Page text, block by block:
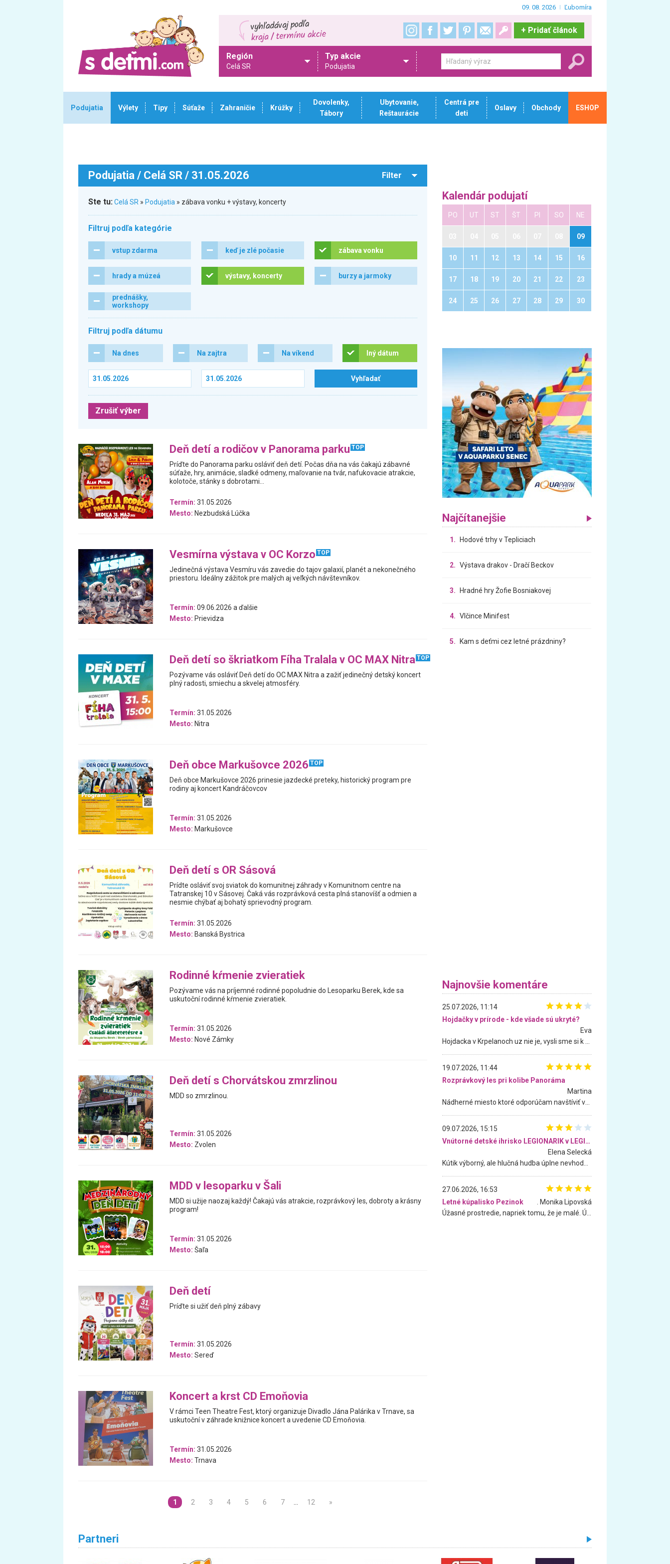
09. 08. 2026 Ľubomíra
+ Pridať článok
Región
Celá SR
Typ akcie
Podujatia
Podujatia Výlety Tipy Súťaže Zahraničie Krúžky
Dovolenky,
Tábory
Ubytovanie,
Reštaurácie
Centrá pre
deti
Oslavy Obchody ESHOP
Podujatia / Celá SR / 31.05.2026 Filter
Ste tu:Celá SR » Podujatia » zábava vonku + výstavy, koncerty
Filtruj podľa kategórie
vstup zdarma keď je zlé počasie zábava vonku
hrady a múzeá výstavy, koncerty burzy a jarmoky
prednášky,
workshopy
Filtruj podľa dátumu
Na dnes Na zajtra Na víkend Iný dátum
Zrušiť výber
Deň detí a rodičov v Panorama parku TOP
Príďte do Panorama parku osláviť deň detí. Počas dňa na vás čakajú zábavné
súťaže, hry, animácie, sladké odmeny, maľovanie na tvár, nafukovacie atrakcie,
kolotoče, stánky s dobrotami...
Termín: 31.05.2026
Mesto: Nezbudská Lúčka
Vesmírna výstava v OC Korzo TOP
Jedinečná výstava Vesmíru vás zavedie do tajov galaxií, planét a nekonečného
priestoru. Ideálny zážitok pre malých aj veľkých návštevníkov.
Termín: 09.06.2026 a ďalšie
Mesto: Prievidza
Deň detí so škriatkom Fíha Tralala v OC MAX Nitra TOP
Pozývame vás osláviť Deň detí do OC MAX Nitra a zažiť jedinečný detský koncert
plný radosti, smiechu a skvelej atmosféry.
Termín: 31.05.2026
Mesto: Nitra
Deň obce Markušovce 2026 TOP
Deň obce Markušovce 2026 prinesie jazdecké preteky, historický program pre
rodiny aj koncert Kandráčovcov
Termín: 31.05.2026
Mesto: Markušovce
Deň detí s OR Sásová
Prídte osláviť svoj sviatok do komunitnej záhrady v Komunitnom centre na
Tatranskej 10 v Sásovej. Čaká vás rozprávková cesta plná stanovíšť a odmien a
nesmie chýbať aj bohatý sprievodný program.
Termín: 31.05.2026
Mesto: Banská Bystrica
Rodinné kŕmenie zvieratiek
Pozývame vás na príjemné rodinné popoludnie do Lesoparku Berek, kde sa
uskutoční rodinné kŕmenie zvieratiek.
Termín: 31.05.2026
Mesto: Nové Zámky
Deň detí s Chorvátskou zmrzlinou
MDD so zmrzlinou.
Termín: 31.05.2026
Mesto: Zvolen
MDD v lesoparku v Šali
MDD si užije naozaj každý! Čakajú vás atrakcie, rozprávkový les, dobroty a krásny
program!
Termín: 31.05.2026
Mesto: Šaľa
Deň detí
Príďte si užiť deň plný zábavy
Termín: 31.05.2026
Mesto: Sereď
Koncert a krst CD Emoňovia
V rámci Teen Theatre Fest, ktorý organizuje Divadlo Jána Palárika v Trnave, sa
uskutoční v záhrade knižnice koncert a uvedenie CD Emoňovia.
Termín: 31.05.2026
Mesto: Trnava
1 2 3 4 5 6 7 12 »
Kalendár podujatí
PO UT ST ŠT PI SO NE
09
10 11 12 13 14 15 16
17 18 19 20 21 22 23
24 25 26 27 28 29 30
Najčítanejšie
1. Hodové trhy v Tepliciach
2. Výstava drakov - Dračí Beckov
3. Hradné hry Žofie Bosniakovej
4. Vlčince Minifest
5. Kam s deťmi cez letné prázdniny?
Najnovšie komentáre
25.07.2026, 11:14
Hojdačky v prírode - kde všade sú ukryté?
Eva
19.07.2026, 11:44
Rozprávkový les pri kolibe Panoráma
Martina
09.07.2026, 15:15
Vnútorné detské ihrisko LEGIONARIK v LEGIA Fitness
Elena Selecká
27.06.2026, 16:53
Letné kúpalisko Pezinok
. Monika Lipovská
Partneri